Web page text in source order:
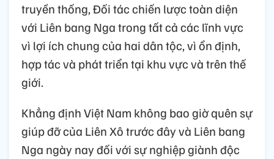
truyền thống, Đối tác chiến lược toàn diện
với Liên bang Nga trong tất cả các lĩnh vực
vì lợi ích chung của hai dân tộc, vì ổn định,
hợp tác và phát triển tại khu vực và trên thế
giới.
Khẳng định Việt Nam không bao giờ quên sự
giúp đỡ của Liên Xô trước đây và Liên bang
Nga ngày nay đối với sự nghiệp giành độc